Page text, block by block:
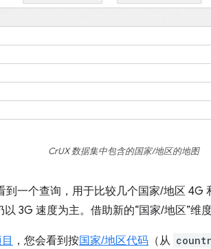
CrUX 数据集中包含的国家/地区的地图
一个查询，用于比较几个国家/地区 4G
3G 速度为主。借助新的“国家/地区”维
，您会看到按国家/地区代码 （从